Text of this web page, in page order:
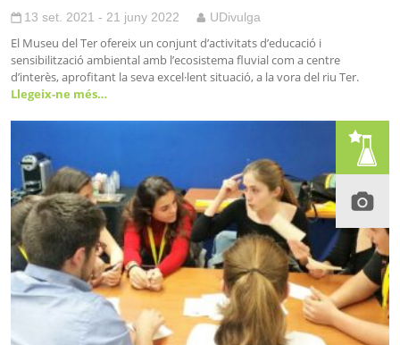
13 set. 2021 - 21 juny 2022 UDivulga
El Museu del Ter ofereix un conjunt d’activitats d’educació i
sensibilització ambiental amb l’ecosistema fluvial com a centre
d’interès, aprofitant la seva excel·lent situació, a la vora del riu Ter.
Llegeix-ne més…